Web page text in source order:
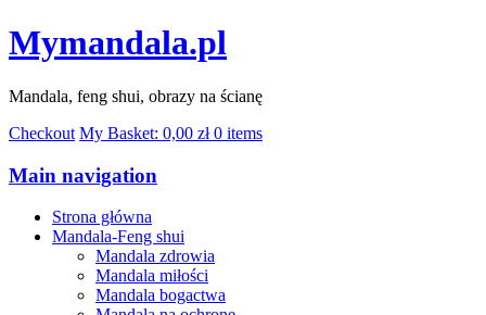
Mymandala.pl
Mandala, feng shui, obrazy na ścianę
Checkout My Basket: 0,00 zł 0 items
Main navigation
Strona główna
Mandala-Feng shui
Mandala zdrowia
Mandala miłości
Mandala bogactwa